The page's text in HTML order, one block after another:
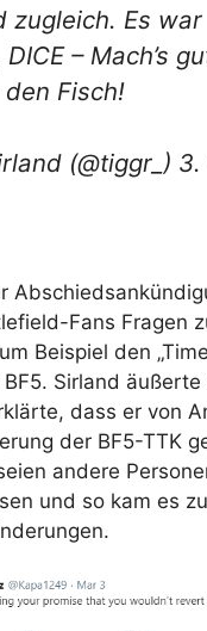
zugleich. Es war
– Mach’s
Fisch!
(@tiggr_)
Fans Fragen
Beispiel den
Sirland äußerte
dass er von
der BF5-TTK
andere
und so kam es